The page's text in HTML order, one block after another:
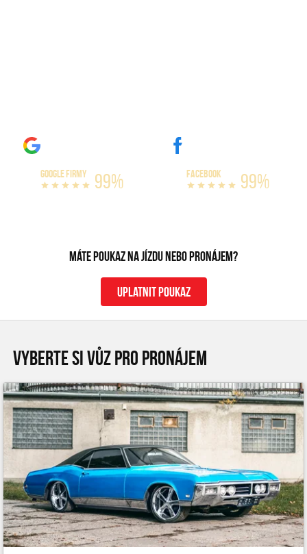
GOOGLE FIRMY 99% FACEBOOK 99%
Máte poukaz na jízdu nebo pronájem?
uplatnit poukaz
VYBERTE SI VŮZ PRO PRONÁJEM